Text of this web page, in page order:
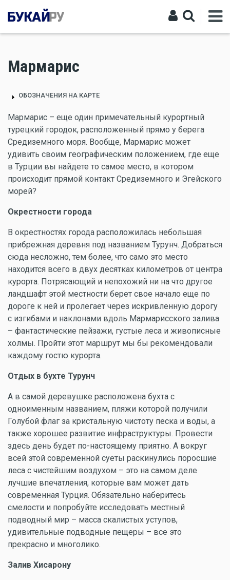
Мармарис
ОБОЗНАЧЕНИЯ НА КАРТЕ
Мармарис – еще один примечательный курортный
турецкий городок, расположенный прямо у берега
Средиземного моря. Вообще, Мармарис может
удивить своим географическим положением, где еще
в Турции вы найдете то самое место, в котором
происходит прямой контакт Средиземного и Эгейского
морей?
Окрестности города
В окрестностях города расположилась небольшая
прибрежная деревня под названием Турунч. Добраться
сюда несложно, тем более, что само это место
находится всего в двух десятках километров от центра
курорта. Потрясающий и непохожий ни на что другое
ландшафт этой местности берет свое начало еще по
дороге к ней и пролегает через искривленную дорогу
с изгибами и наклонами вдоль Мармарисского залива
– фантастические пейзажи, густые леса и живописные
холмы. Пройти этот маршрут мы бы рекомендовали
каждому гостю курорта.
Отдых в бухте Турунч
А в самой деревушке расположена бухта с
одноименным названием, пляжи которой получили
Голубой флаг за кристальную чистоту песка и воды, а
также хорошее развитие инфраструктуры. Провести
здесь день будет по-настоящему приятно. А вокруг
всей этой современной суеты раскинулись поросшие
леса с чистейшим воздухом – это на самом деле
лучшие впечатления, которые вам может дать
современная Турция. Обязательно наберитесь
смелости и попробуйте исследовать местный
подводный мир – масса скалистых уступов,
удивительные подводные пещеры – все это
прекрасно и многолико.
Залив Хисарону